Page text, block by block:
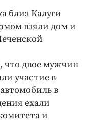
близ Калуги
взяли дом и
что двое мужчин
участие в
в
ехали
и